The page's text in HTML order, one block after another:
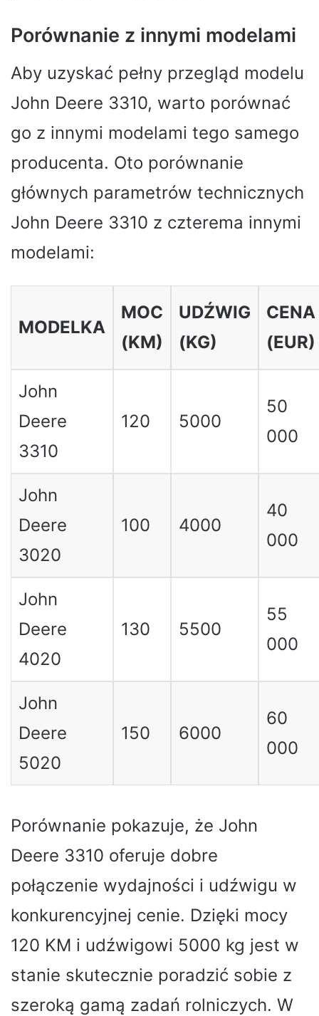
Porównanie z innymi modelami
Aby uzyskać pełny przegląd modelu
John Deere 3310, warto porównać
go z innymi modelami tego samego
producenta. Oto porównanie
głównych parametrów technicznych
John Deere 3310 z czterema innymi
modelami:
MODELKA
MOC
(KM)
UDŹWIG
(KG)
CENA
(EUR)
John
Deere
3310
120 5000
50
000
John
Deere
3020
100 4000
40
000
John
Deere
4020
130 5500
55
000
John
Deere
5020
150 6000
60
000
Porównanie pokazuje, że John
Deere 3310 oferuje dobre
połączenie wydajności i udźwigu w
konkurencyjnej cenie. Dzięki mocy
120 KM i udźwigowi 5000 kg jest w
stanie skutecznie poradzić sobie z
szeroką gamą zadań rolniczych. W